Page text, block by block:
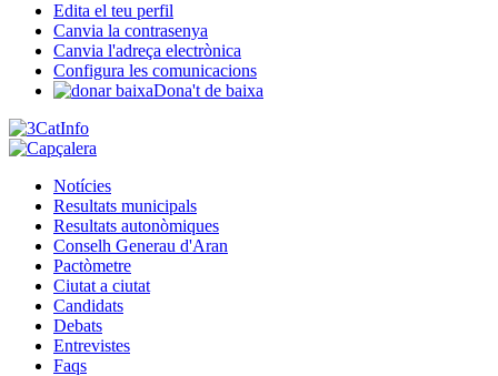
Edita el teu perfil
Canvia la contrasenya
Canvia l'adreça electrònica
Configura les comunicacions
Dona't de baixa
Notícies
Resultats municipals
Resultats autonòmiques
Conselh Generau d'Aran
Pactòmetre
Ciutat a ciutat
Candidats
Debats
Entrevistes
Faqs